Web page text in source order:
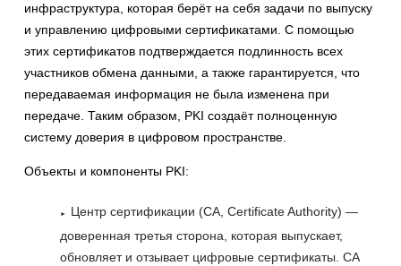
инфраструктура, которая берёт на себя задачи по выпуску
и управлению цифровыми сертификатами. С помощью
этих сертификатов подтверждается подлинность всех
участников обмена данными, а также гарантируется, что
передаваемая информация не была изменена при
передаче. Таким образом, PKI создаёт полноценную
систему доверия в цифровом пространстве.
Объекты и компоненты PKI:
Центр сертификации (CA, Certificate Authority) —
доверенная третья сторона, которая выпускает,
обновляет и отзывает цифровые сертификаты. CA